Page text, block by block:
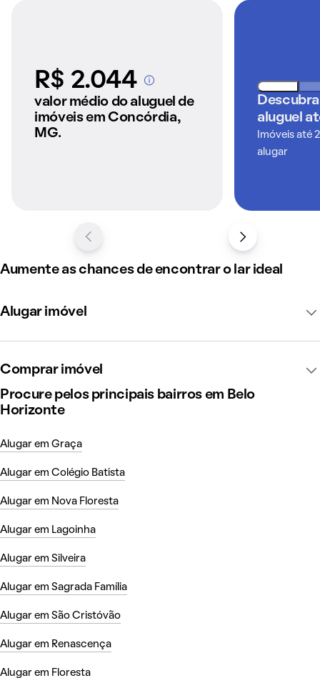
R$ 2.044A partir dos imóveis
anunciados pelo
QuintoAndar
valor médio do aluguel de
imóveis em Concórdia,
MG.
aluguel
Imóveis até
alugar
Aumente as chances de encontrar o lar ideal
Alugar imóvel
Comprar imóvel
Procure pelos principais bairros em Belo
Horizonte
Alugar em Graça
Alugar em Colégio Batista
Alugar em Nova Floresta
Alugar em Lagoinha
Alugar em Silveira
Alugar em Sagrada Família
Alugar em São Cristóvão
Alugar em Renascença
Alugar em Floresta